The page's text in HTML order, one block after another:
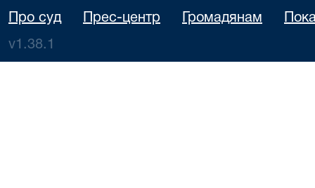
Про суд Прес-центр Громадянам
v1.38.1